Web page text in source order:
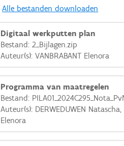
i
+ −
Basis Lagen
Alle bestanden downloaden
Digitaal werkputten plan
Bestand: 2_Bijlagen.zip
Auteur(s): VANBRABANT Elenora
Programma van maatregelen
Bestand:
Auteur(s): DERWEDUWEN Natascha,
Elenora